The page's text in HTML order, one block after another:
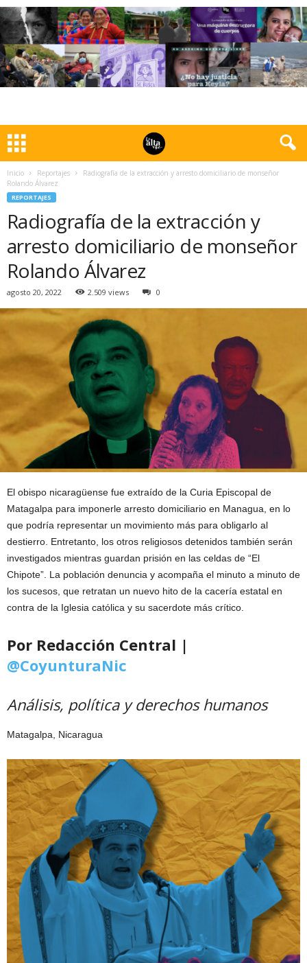
Inicio Reportajes
Radiografía de la extracción y arresto domiciliario de monseñor
Rolando Álvarez
REPORTAJES
Radiografía de la extracción y
arresto domiciliario de monseñor
Rolando Álvarez
agosto 20, 2022 2.509 views 0
El obispo nicaragüense fue extraído de la Curia Episcopal de
Matagalpa para imponerle arresto domiciliario en Managua, en lo
que podría representar un movimiento más para obligarlo al
destierro. Entretanto, los otros religiosos detenidos también serán
investigados mientras guardan prisión en las celdas de “El
Chipote”. La población denuncia y acompaña el minuto a minuto de
los sucesos, que retratan un nuevo hito de la cacería estatal en
contra de la Iglesia católica y su sacerdote más crítico.
Por Redacción Central |
@CoyunturaNic
Análisis, política y derechos humanos
Matagalpa, Nicaragua